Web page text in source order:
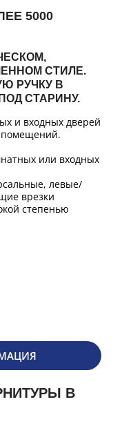
5000
СТИЛЕ.
РУЧКУ В
СТАРИНУ.
и входных дверей
помещений.
или входных
левые/
врезки
степенью
В